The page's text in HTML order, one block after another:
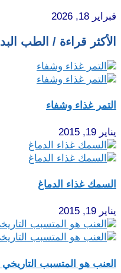
فبراير 18, 2026
الأكثر قراءة / الطب
التمر غذاء وشفاء
يناير 19, 2015
السمك غذاء الدماغ
يناير 19, 2015
العنب هو المتسبب